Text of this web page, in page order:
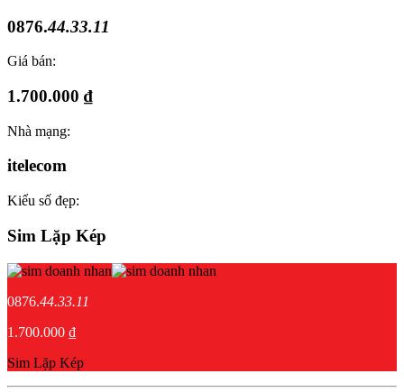
0876.44.33.11
Giá bán:
1.700.000 ₫
Nhà mạng:
itelecom
Kiểu số đẹp:
Sim Lặp Kép
0876.44.33.11
1.700.000 ₫
Sim Lặp Kép